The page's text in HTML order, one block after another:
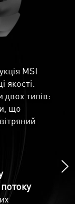
MSI
якості.
двох типів:
що
роботу